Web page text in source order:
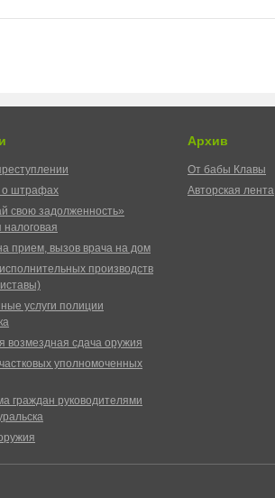
штрафах
свою задолженность»
прием, вызов врача на дом
производств
услуги полиции
возмездная сдача оружия
уполномоченных
граждан руководителями
Архив
От бабы Клавы
Авторская лента